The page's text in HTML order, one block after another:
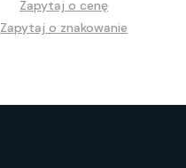
Zapytaj o cenę
Zapytaj o znakowanie